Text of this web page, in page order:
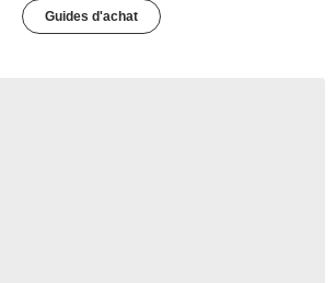
Guides d'achat